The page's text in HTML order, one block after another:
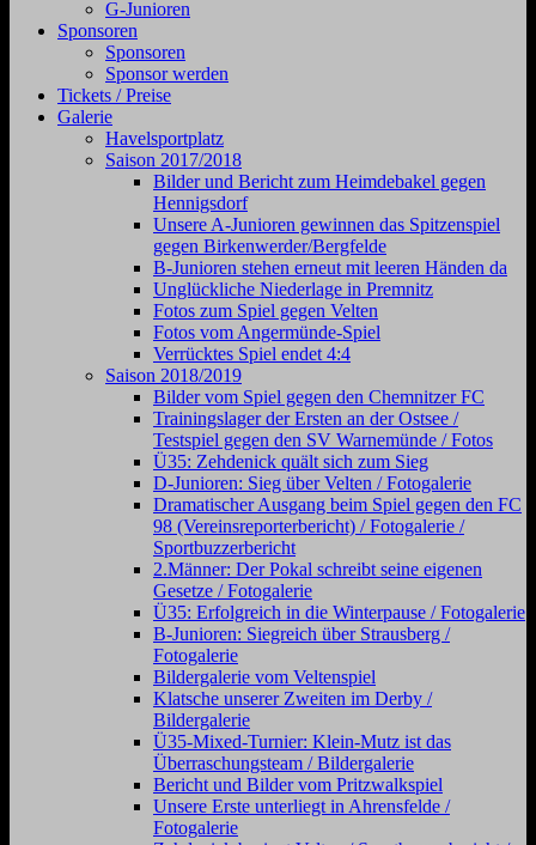
G-Junioren
Sponsoren
Sponsoren
Sponsor werden
Tickets / Preise
Galerie
Havelsportplatz
Saison 2017/2018
Bilder und Bericht zum Heimdebakel gegen
Hennigsdorf
Unsere A-Junioren gewinnen das Spitzenspiel
gegen Birkenwerder/Bergfelde
B-Junioren stehen erneut mit leeren Händen da
Unglückliche Niederlage in Premnitz
Fotos zum Spiel gegen Velten
Fotos vom Angermünde-Spiel
Verrücktes Spiel endet 4:4
Saison 2018/2019
Bilder vom Spiel gegen den Chemnitzer FC
Trainingslager der Ersten an der Ostsee /
Testspiel gegen den SV Warnemünde / Fotos
Ü35: Zehdenick quält sich zum Sieg
D-Junioren: Sieg über Velten / Fotogalerie
Dramatischer Ausgang beim Spiel gegen den FC
98 (Vereinsreporterbericht) / Fotogalerie /
Sportbuzzerbericht
2.Männer: Der Pokal schreibt seine eigenen
Gesetze / Fotogalerie
Ü35: Erfolgreich in die Winterpause / Fotogalerie
B-Junioren: Siegreich über Strausberg /
Fotogalerie
Bildergalerie vom Veltenspiel
Klatsche unserer Zweiten im Derby /
Bildergalerie
Ü35-Mixed-Turnier: Klein-Mutz ist das
Überraschungsteam / Bildergalerie
Bericht und Bilder vom Pritzwalkspiel
Unsere Erste unterliegt in Ahrensfelde /
Fotogalerie